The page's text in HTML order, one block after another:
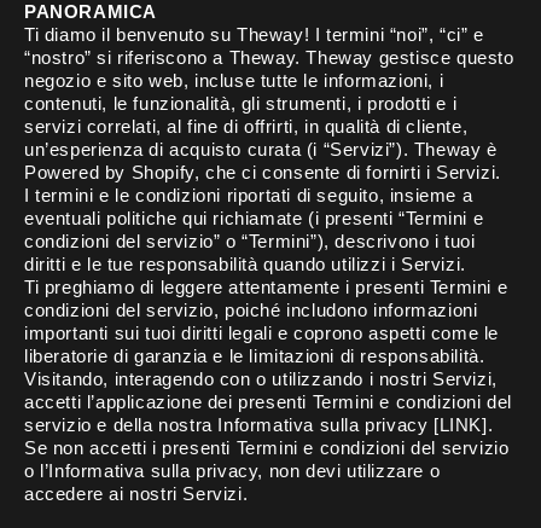
PANORAMICA
Ti diamo il benvenuto su Theway! I termini “noi”, “ci” e
“nostro” si riferiscono a Theway. Theway gestisce questo
negozio e sito web, incluse tutte le informazioni, i
contenuti, le funzionalità, gli strumenti, i prodotti e i
servizi correlati, al fine di offrirti, in qualità di cliente,
un’esperienza di acquisto curata (i “Servizi”). Theway è
Powered by Shopify, che ci consente di fornirti i Servizi.
I termini e le condizioni riportati di seguito, insieme a
eventuali politiche qui richiamate (i presenti “Termini e
condizioni del servizio” o “Termini”), descrivono i tuoi
diritti e le tue responsabilità quando utilizzi i Servizi.
Ti preghiamo di leggere attentamente i presenti Termini e
condizioni del servizio, poiché includono informazioni
importanti sui tuoi diritti legali e coprono aspetti come le
liberatorie di garanzia e le limitazioni di responsabilità.
Visitando, interagendo con o utilizzando i nostri Servizi,
accetti l’applicazione dei presenti Termini e condizioni del
servizio e della nostra Informativa sulla privacy [LINK].
Se non accetti i presenti Termini e condizioni del servizio
o l’Informativa sulla privacy, non devi utilizzare o
accedere ai nostri Servizi.